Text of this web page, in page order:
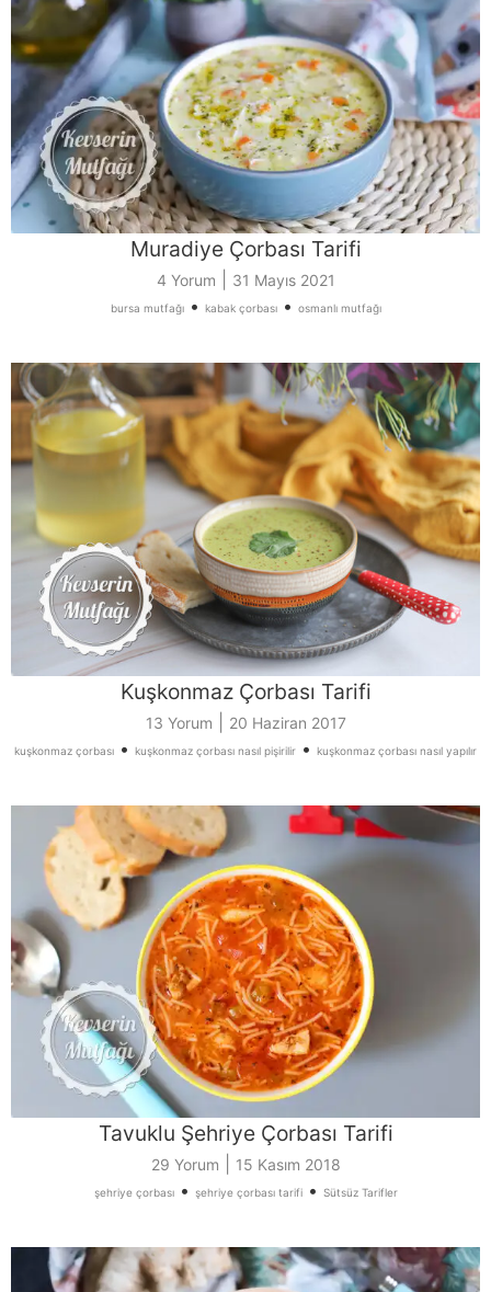
Muradiye Çorbası Tarifi
4 Yorum 31 Mayıs 2021
bursa mutfağı• kabak çorbası• osmanlı mutfağı
Kuşkonmaz Çorbası Tarifi
13 Yorum 20 Haziran 2017
kuşkonmaz çorbası • kuşkonmaz çorbası nasıl pişirilir • kuşkonmaz çorbası nasıl yapılır
Tavuklu Şehriye Çorbası Tarifi
29 Yorum 15 Kasım 2018
şehriye çorbası• şehriye çorbası tarifi• Sütsüz Tarifler